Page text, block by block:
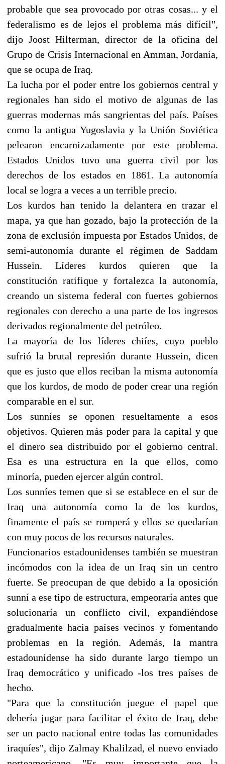
probable que sea provocado por otras cosas... y el
federalismo es de lejos el problema más difícil",
dijo Joost Hilterman, director de la oficina del
Grupo de Crisis Internacional en Amman, Jordania,
que se ocupa de Iraq.
La lucha por el poder entre los gobiernos central y
regionales han sido el motivo de algunas de las
guerras modernas más sangrientas del país. Países
como la antigua Yugoslavia y la Unión Soviética
pelearon encarnizadamente por este problema.
Estados Unidos tuvo una guerra civil por los
derechos de los estados en 1861. La autonomía
local se logra a veces a un terrible precio.
Los kurdos han tenido la delantera en trazar el
mapa, ya que han gozado, bajo la protección de la
zona de exclusión impuesta por Estados Unidos, de
semi-autonomía durante el régimen de Saddam
Hussein. Líderes kurdos quieren que la
constitución ratifique y fortalezca la autonomía,
creando un sistema federal con fuertes gobiernos
regionales con derecho a una parte de los ingresos
derivados regionalmente del petróleo.
La mayoría de los líderes chiíes, cuyo pueblo
sufrió la brutal represión durante Hussein, dicen
que es justo que ellos reciban la misma autonomía
que los kurdos, de modo de poder crear una región
comparable en el sur.
Los sunníes se oponen resueltamente a esos
objetivos. Quieren más poder para la capital y que
el dinero sea distribuido por el gobierno central.
Esa es una estructura en la que ellos, como
minoría, pueden ejercer algún control.
Los sunníes temen que si se establece en el sur de
Iraq una autonomía como la de los kurdos,
finamente el país se romperá y ellos se quedarían
con muy pocos de los recursos naturales.
Funcionarios estadounidenses también se muestran
incómodos con la idea de un Iraq sin un centro
fuerte. Se preocupan de que debido a la oposición
sunní a ese tipo de estructura, empeoraría antes que
solucionaría un conflicto civil, expandiéndose
gradualmente hacia países vecinos y fomentando
problemas en la región. Además, la mantra
estadounidense ha sido durante largo tiempo un
Iraq democrático y unificado -los tres países de
hecho.
"Para que la constitución juegue el papel que
debería jugar para facilitar el éxito de Iraq, debe
ser un pacto nacional entre todas las comunidades
iraquíes", dijo Zalmay Khalilzad, el nuevo enviado